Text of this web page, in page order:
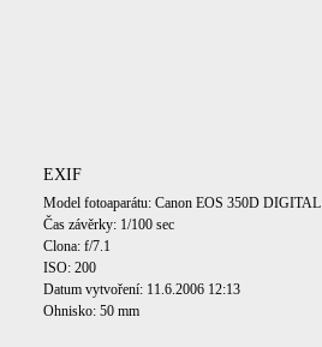
EXIF
Model fotoaparátu: Canon EOS 350D DIGITAL
Čas závěrky: 1/100 sec
Clona: f/7.1
ISO: 200
Datum vytvoření: 11.6.2006 12:13
Ohnisko: 50 mm